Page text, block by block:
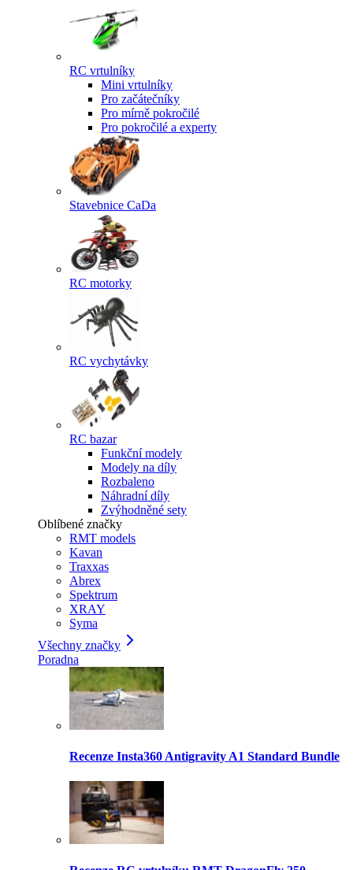
RC vrtulníky
Mini vrtulníky
Pro začátečníky
Pro mírně pokročilé
Pro pokročilé a experty
Stavebnice CaDa
RC motorky
RC vychytávky
RC bazar
Funkční modely
Modely na díly
Rozbaleno
Náhradní díly
Zvýhodněné sety
Oblíbené značky
RMT models
Kavan
Traxxas
Abrex
Spektrum
XRAY
Syma
Všechny značky
Poradna
Recenze Insta360 Antigravity A1 Standard Bundle